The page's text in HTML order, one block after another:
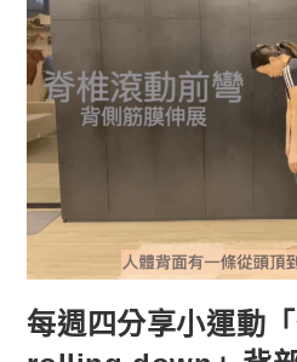
每週四分享小運動